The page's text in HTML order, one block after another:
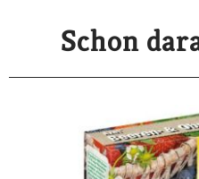
Schon